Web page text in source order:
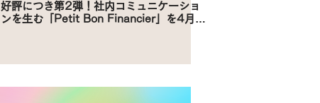
好評につき第2弾！社内コミュニケーショ
ンを生む「Petit Bon Financier」を4月